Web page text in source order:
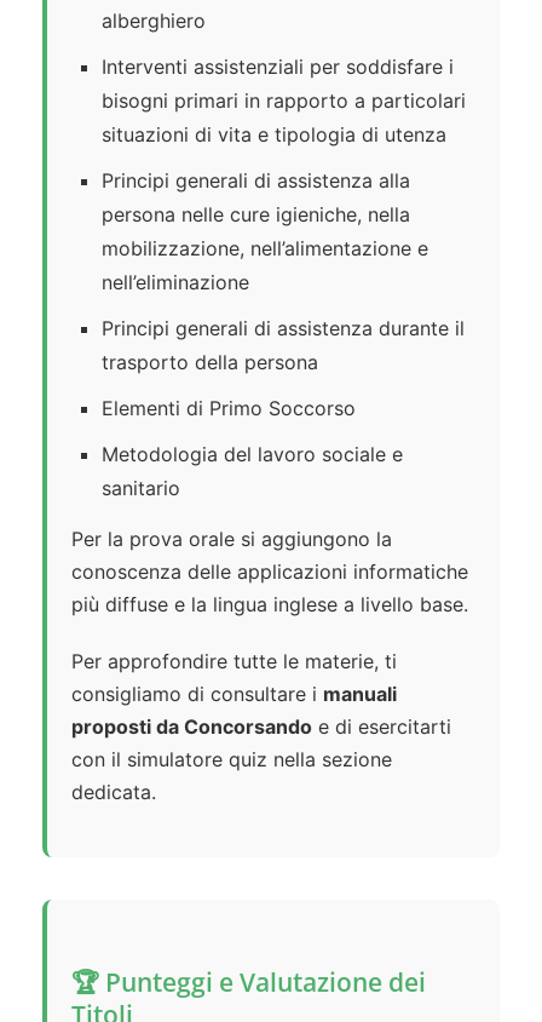
alberghiero
Interventi assistenziali per soddisfare i
bisogni primari in rapporto a particolari
situazioni di vita e tipologia di utenza
Principi generali di assistenza alla
persona nelle cure igieniche, nella
mobilizzazione, nell’alimentazione e
nell’eliminazione
Principi generali di assistenza durante il
trasporto della persona
Elementi di Primo Soccorso
Metodologia del lavoro sociale e
sanitario
Per la prova orale si aggiungono la
conoscenza delle applicazioni informatiche
più diffuse e la lingua inglese a livello base.
Per approfondire tutte le materie, ti
consigliamo di consultare i manuali
proposti da Concorsando e di esercitarti
con il simulatore quiz nella sezione
dedicata.
🏆 Punteggi e Valutazione dei